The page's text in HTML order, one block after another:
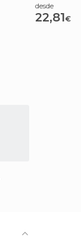
desde
22,81€